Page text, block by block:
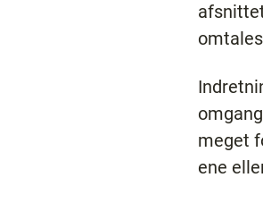
meget
ene